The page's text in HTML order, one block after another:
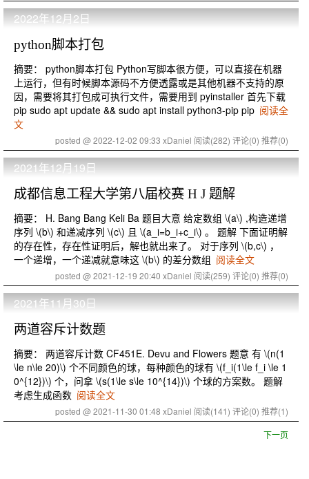
2022年12月2日
python脚本打包
摘要： python脚本打包 Python写脚本很方便，可以直接在机器
上运行，但有时候脚本源码不方便透露或是其他机器不支持的原
因，需要将其打包成可执行文件，需要用到 pyinstaller 首先下载
pip sudo apt update && sudo apt install python3-pip pip 阅读全
文
posted @ 2022-12-02 09:33 xDaniel 阅读(282) 评论(0) 推荐(0)
2021年12月19日
成都信息工程大学第八届校赛 H J 题解
摘要： H. Bang Bang Keli Ba 题目大意 给定数组 \(a\) ,构造递增
序列 \(b\) 和递减序列 \(c\) 且 \(a_i=b_i+c_i\) 。 题解 下面证明解
的存在性，存在性证明后，解也就出来了。 对于序列 \(b,c\) ，
一个递增，一个递减就意味这 \(b\) 的差分数组 阅读全文
posted @ 2021-12-19 20:40 xDaniel 阅读(259) 评论(0) 推荐(0)
2021年11月30日
两道容斥计数题
摘要： 两道容斥计数 CF451E. Devu and Flowers 题意 有 \(n(1
\le n\le 20)\) 个不同颜色的球，每种颜色的球有 \(f_i(1\le f_i \le 1
0^{12})\) 个，问拿 \(s(1\le s\le 10^{14})\) 个球的方案数。 题解
考虑生成函数 阅读全文
posted @ 2021-11-30 01:48 xDaniel 阅读(141) 评论(0) 推荐(1)
下一页